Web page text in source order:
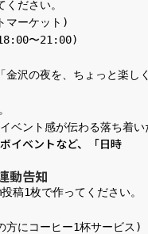
ださい。
マーケット)
〜21:00)
金沢の夜を、ちょっと楽し
ベント感が伝わる落ち着
イベントなど、「日時
動告知
稿1枚で作ってください。
方にコーヒー1杯サービス)